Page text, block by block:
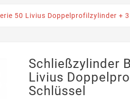
50 Livius Doppelprofilzylinder +
Schließzylinder
Livius
Schlüssel